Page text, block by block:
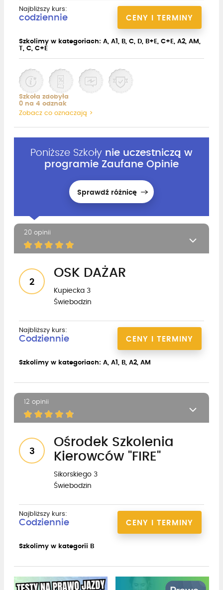
CENY I TERMINY
Najbliższy kurs:
codziennie
Szkolimy w kategoriach: A, A1, B, C, D, B+E, C+E, A2, AM,
T, C, C+E
Szkoła zdobyła
0 na 4 odznak
Zobacz co oznaczają >
Poniższe Szkoły nie uczestniczą w
programie Zaufane Opinie
Sprawdź różnicę
20 opinii
2
OSK DAŻAR
Kupiecka 3
Świebodzin
CENY I TERMINY
Najbliższy kurs:
Codziennie
Szkolimy w kategoriach: A, A1, B, A2, AM
12 opinii
3
Ośrodek Szkolenia
Kierowców "FIRE"
Sikorskiego 3
Świebodzin
CENY I TERMINY
Najbliższy kurs:
Codziennie
Szkolimy w kategorii B